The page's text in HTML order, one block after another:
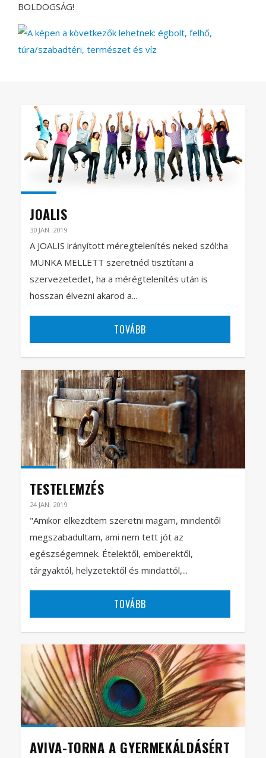
BOLDOGSÁG!
JOALIS
30 JAN. 2019
A JOALIS irányított méregtelenítés neked szól:ha
MUNKA MELLETT szeretnéd tisztítani a
szervezetedet, ha a mérégtelenítés után is
hosszan élvezni akarod a...
TOVÁBB
TESTELEMZÉS
24 JAN. 2019
"Amikor elkezdtem szeretni magam, mindentől
megszabadultam, ami nem tett jót az
egészségemnek. Ételektől, emberektől,
tárgyaktól, helyzetektől és mindattól,...
TOVÁBB
AVIVA-TORNA A GYERMEKÁLDÁSÉRT